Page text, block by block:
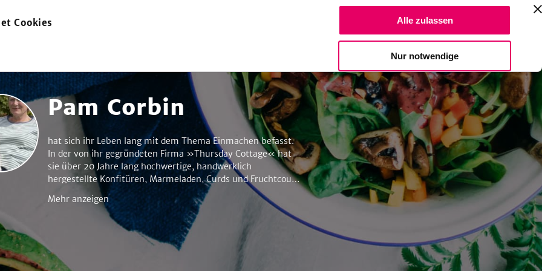
Cookies Alle zulassen
Nur notwendige
Spendiere einen Kaffee
Suche
Pam Corbin
hat sich ihr Leben lang mit dem Thema Einmachen befasst.
In der von ihr gegründeten Firma »Thursday Cottage« hat
sie über 20 Jahre lang hochwertige, handwerklich
hergestellte Konfitüren, Marmeladen, Curds und Fruchtcoulis
produziert. Heute leitet sie vor allem die Konfitüren- und
Einmach-Kochkurse im »River Cottage«. Autorenfoto: AT
Verlag / www.at-verlag.ch
Mehr anzeigen